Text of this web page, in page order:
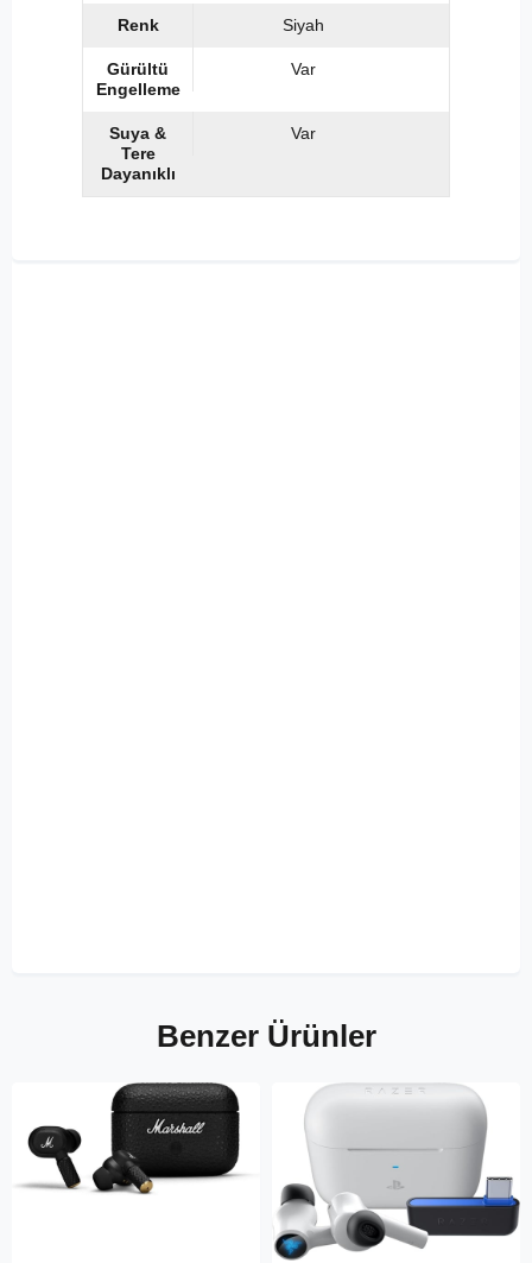
Renk Siyah
Gürültü
Engelleme
Var
Suya &
Tere
Dayanıklı
Var
Benzer Ürünler